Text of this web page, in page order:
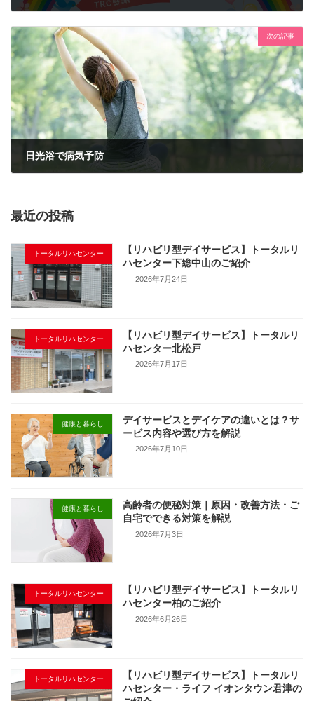
次の記事
日光浴で病気予防
最近の投稿
トータルリハセンター
【リハビリ型デイサービス】トータルリ
ハセンター下総中山のご紹介
2026年7月24日
トータルリハセンター
【リハビリ型デイサービス】トータルリ
ハセンター北松戸
2026年7月17日
健康と暮らし
デイサービスとデイケアの違いとは？サ
ービス内容や選び方を解説
2026年7月10日
健康と暮らし
高齢者の便秘対策｜原因・改善方法・ご
自宅でできる対策を解説
2026年7月3日
トータルリハセンター
【リハビリ型デイサービス】トータルリ
ハセンター柏のご紹介
2026年6月26日
トータルリハセンター
【リハビリ型デイサービス】トータルリ
ハセンター・ライフ イオンタウン君津の